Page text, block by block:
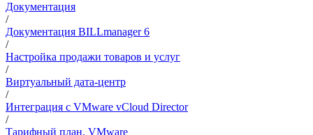
Документация
/
Документация BILLmanager 6
/
Настройка продажи товаров и услуг
/
Виртуальный дата-центр
/
Интеграция с VMware vCloud Director
/
Тарифный план. VMware